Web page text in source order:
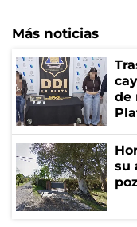
Más noticias
de
su